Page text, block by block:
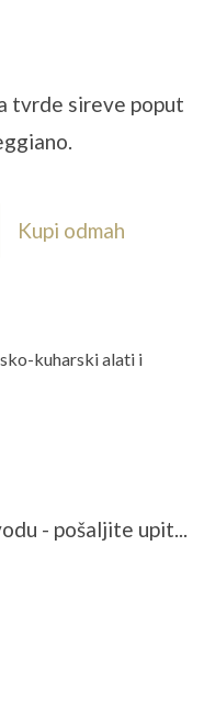
tvrde sireve poput
Kupi odmah
kuharski alati i
- pošaljite upit...